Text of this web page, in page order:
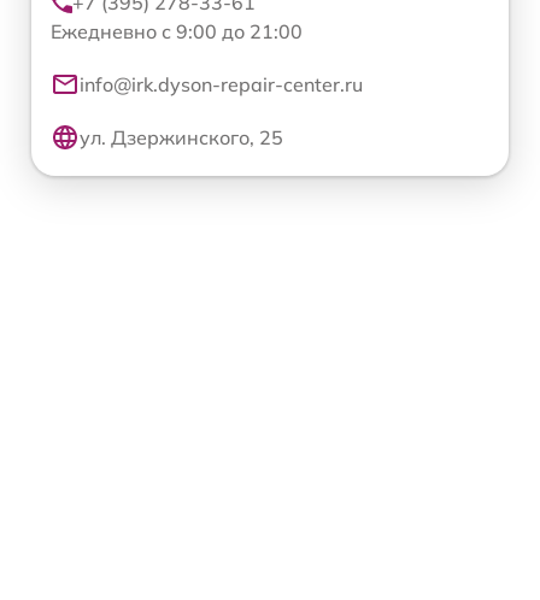
Ежедневно с 9:00 до 21:00
info@irk.dyson-repair-center.ru
ул. Дзержинского, 25